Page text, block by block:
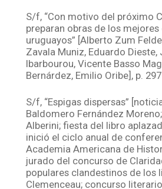
S/f, “Con motivo del próximo
preparan obras de los
uruguayos” [Alberto Zum
Zavala Muniz, Eduardo Dieste,
Ibarbourou, Vicente Basso
Bernárdez, Emilio Oribe], p.
S/f, “Espigas dispersas”
Baldomero Fernández
Alberini; fiesta del libro
inició el ciclo anual de
Academia Americana de
jurado del concurso de
populares clandestinos de los
Clemenceau; concurso